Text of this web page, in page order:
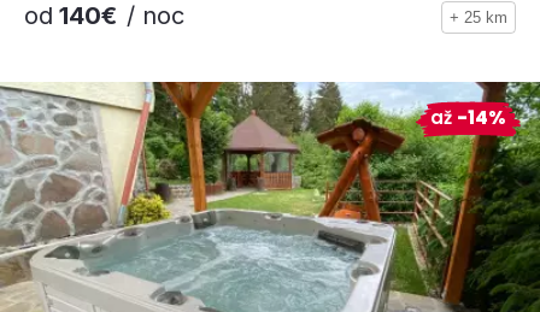
od 140€ / noc + 25 km
až -14%